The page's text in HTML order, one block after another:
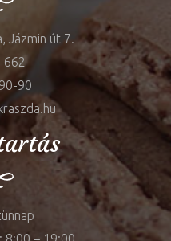
Jázmin út 7.
662
90